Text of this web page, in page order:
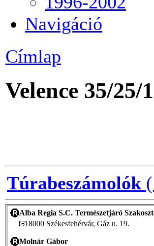
Navigáció
Címlap
Velence 35/25/
Túrabeszámolók
Alba Regia S.C. Természetjáró
8000 Székesfehérvár, Gáz u. 19.
Molnár Gábor